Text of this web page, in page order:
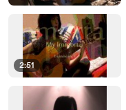
2:51